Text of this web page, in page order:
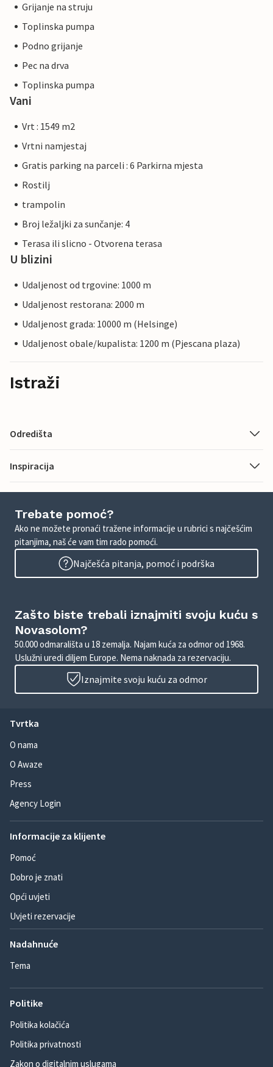
Grijanje na struju
Toplinska pumpa
Podno grijanje
Pec na drva
Toplinska pumpa
Vani
Vrt : 1549 m2
Vrtni namjestaj
Gratis parking na parceli : 6 Parkirna mjesta
Rostilj
trampolin
Broj ležaljki za sunčanje: 4
Terasa ili slicno - Otvorena terasa
U blizini
Udaljenost od trgovine: 1000 m
Udaljenost restorana: 2000 m
Udaljenost grada: 10000 m (Helsinge)
Udaljenost obale/kupalista: 1200 m (Pjescana plaza)
Istraži
Odredišta
Inspiracija
Trebate pomoć?
Ako ne možete pronaći tražene informacije u rubrici s najčešćim
pitanjima, naš će vam tim rado pomoći.
Najčešća pitanja, pomoć i podrška
Zašto biste trebali iznajmiti svoju kuću s
Novasolom?
50.000 odmarališta u 18 zemalja. Najam kuća za odmor od 1968.
Uslužni uredi diljem Europe. Nema naknada za rezervaciju.
Iznajmite svoju kuću za odmor
Tvrtka
O nama
O Awaze
Press
Agency Login
Informacije za klijente
Pomoć
Dobro je znati
Opći uvjeti
Uvjeti rezervacije
Nadahnuće
Tema
Politike
Politika kolačića
Politika privatnosti
Zakon o digitalnim uslugama